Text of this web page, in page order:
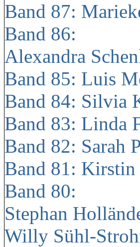
Band 87:
Band 86:
Alexandra
Band 85: Luis
Band 84: Silvia
Band 83: Linda
Band 82: Sarah
Band 81: Kirstin
Band 80:
Stephan
Willy Sühl-